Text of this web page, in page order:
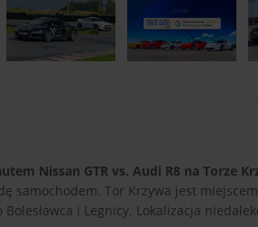
Nissan GTR vs. Audi R8 na Torze
samochodem. Tor Krzywa jest
Bolesławca i Legnicy. Lokalizacja